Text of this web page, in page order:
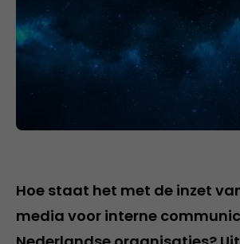
Hoe staat het met de inzet
media voor interne